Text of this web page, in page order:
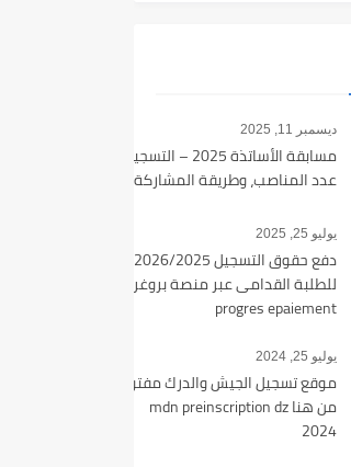
ديسمبر 11, 2025
مسابقة الأساتذة 2025 – التسجيل،
عدد المناصب، وطريقة المشاركة
يوليو 25, 2025
دفع حقوق التسجيل 2026/2025
للطلبة القدامى عبر منصة بروغرس
progres epaiement
يوليو 25, 2024
موقع تسجيل الجيش والدرك مفتوح
من هنا mdn preinscription dz
2024